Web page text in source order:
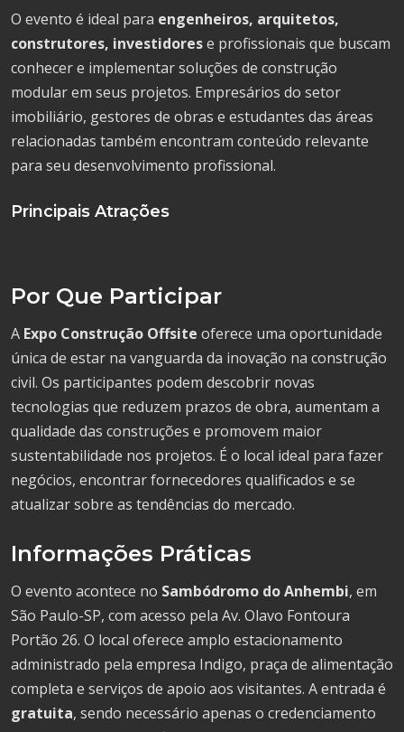
O evento é ideal para engenheiros, arquitetos,
construtores, investidorese profissionais que buscam
conhecer e implementar soluções de construção
modular em seus projetos. Empresários do setor
imobiliário, gestores de obras e estudantes das áreas
relacionadas também encontram conteúdo relevante
para seu desenvolvimento profissional.
Principais Atrações
Por Que Participar
A Expo Construção Offsite oferece uma oportunidade
única de estar na vanguarda da inovação na construção
civil. Os participantes podem descobrir novas
tecnologias que reduzem prazos de obra, aumentam a
qualidade das construções e promovem maior
sustentabilidade nos projetos. É o local ideal para fazer
negócios, encontrar fornecedores qualificados e se
atualizar sobre as tendências do mercado.
Informações Práticas
O evento acontece no Sambódromo do Anhembi, em
São Paulo-SP, com acesso pela Av. Olavo Fontoura
Portão 26. O local oferece amplo estacionamento
administrado pela empresa Indigo, praça de alimentação
completa e serviços de apoio aos visitantes. A entrada é
gratuita, sendo necessário apenas o credenciamento